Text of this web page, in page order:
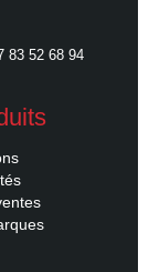
83 52 68 94